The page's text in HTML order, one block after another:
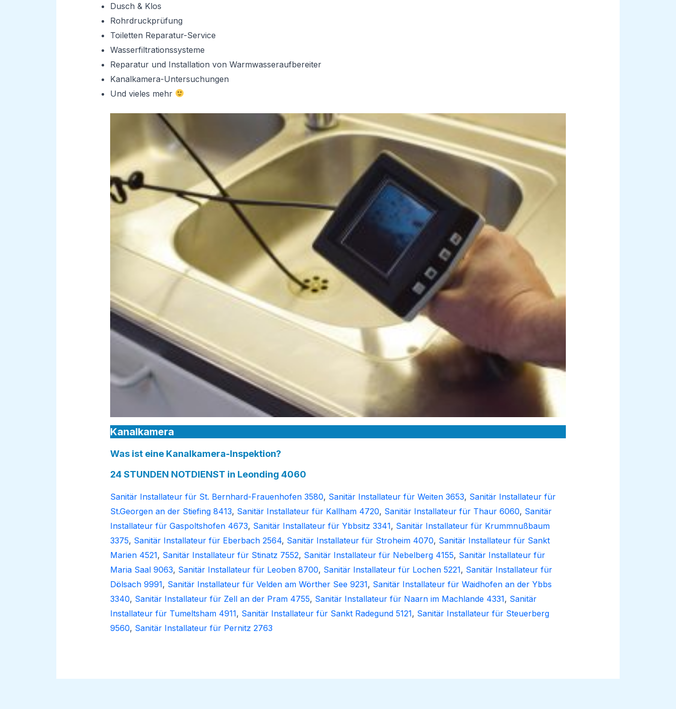
Dusch & Klos
Rohrdruckprüfung
Toiletten Reparatur-Service
Wasserfiltrationssysteme
Reparatur und Installation von Warmwasseraufbereiter
Kanalkamera-Untersuchungen
Und vieles mehr
Kanalkamera
Was ist eine Kanalkamera-Inspektion?
24 STUNDEN NOTDIENST in Leonding 4060
Sanitär Installateur für St. Bernhard-Frauenhofen 3580, Sanitär Installateur für Weiten 3653, Sanitär Installateur für
St.Georgen an der Stiefing 8413, Sanitär Installateur für Kallham 4720, Sanitär Installateur für Thaur 6060, Sanitär
Installateur für Gaspoltshofen 4673, Sanitär Installateur für Ybbsitz 3341, Sanitär Installateur für Krummnußbaum
3375, Sanitär Installateur für Eberbach 2564, Sanitär Installateur für Stroheim 4070, Sanitär Installateur für Sankt
Marien 4521, Sanitär Installateur für Stinatz 7552, Sanitär Installateur für Nebelberg 4155, Sanitär Installateur für
Maria Saal 9063, Sanitär Installateur für Leoben 8700, Sanitär Installateur für Lochen 5221, Sanitär Installateur für
Dölsach 9991, Sanitär Installateur für Velden am Wörther See 9231, Sanitär Installateur für Waidhofen an der Ybbs
3340, Sanitär Installateur für Zell an der Pram 4755, Sanitär Installateur für Naarn im Machlande 4331, Sanitär
Installateur für Tumeltsham 4911, Sanitär Installateur für Sankt Radegund 5121, Sanitär Installateur für Steuerberg
9560, Sanitär Installateur für Pernitz 2763